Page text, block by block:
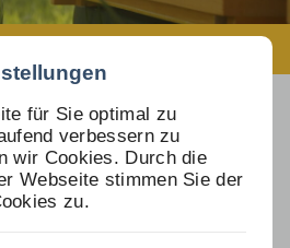
für Sie optimal zu
verbessern zu
wir Cookies. Durch die
Webseite stimmen Sie der
zu.